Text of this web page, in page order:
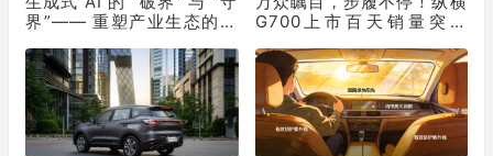
界”—— 重塑产业生态的双
G700上市百天销量突破